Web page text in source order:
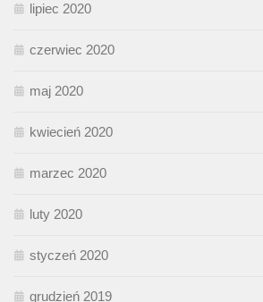
lipiec 2020
czerwiec 2020
maj 2020
kwiecień 2020
marzec 2020
luty 2020
styczeń 2020
grudzień 2019